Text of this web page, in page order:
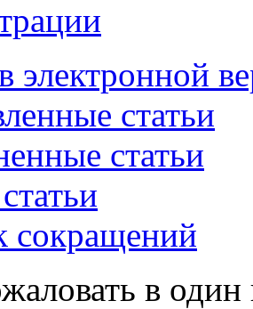
электронной
статьи
статьи
сокращений
в